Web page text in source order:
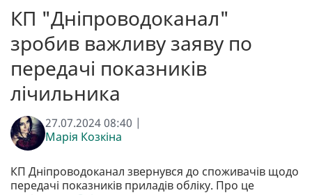
КП "Дніпроводоканал"
зробив важливу заяву по
передачі показників
лічильника
27.07.2024 08:40 |
Марія Козкіна
КП Дніпроводоканал звернувся до споживачів щодо
передачі показників приладів обліку. Про це